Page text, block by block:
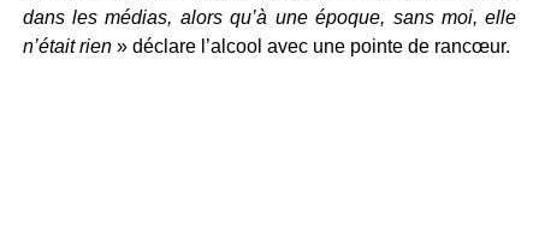
dans les médias, alors qu’à une époque, sans moi, elle
n’était rien» déclare l’alcool avec une pointe de rancœur.